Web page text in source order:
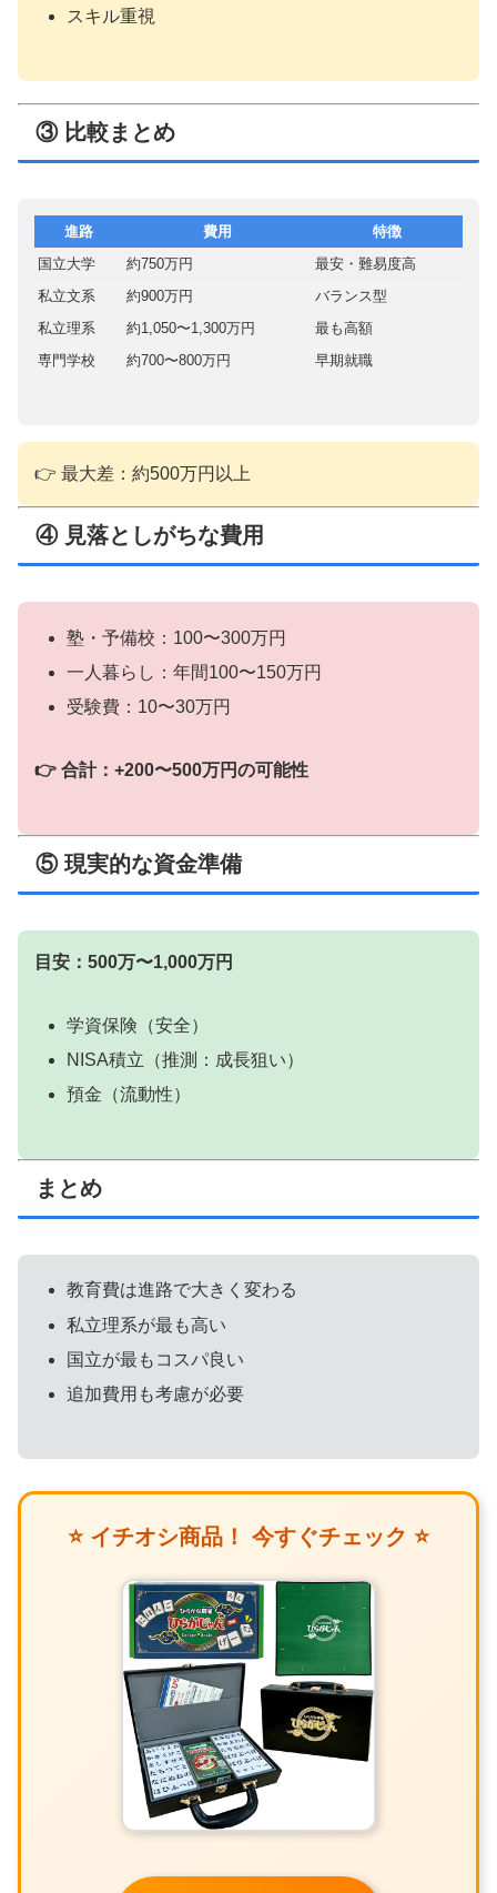
スキル重視
③ 比較まとめ
進路 費用
特徴
国立大学
約750万円
最安・難易度高
私立文系
約900万円
バランス型
私立理系
約1,050〜1,300万円
最も高額
専門学校
約700〜800万円 早期就職
👉 最大差：約500万円以上
④ 見落としがちな費用
塾・予備校：100〜300万円
一人暮らし：年間100〜150万円
受験費：10〜30万円
👉 合計：+200〜500万円の可能性
⑤ 現実的な資金準備
目安：500万〜1,000万円
学資保険（安全）
NISA積立（推測：成長狙い）
預金（流動性）
まとめ
教育費は進路で大きく変わる
私立理系が最も高い
国立が最もコスパ良い
追加費用も考慮が必要
⭐ イチオシ商品！ 今すぐチェック ⭐